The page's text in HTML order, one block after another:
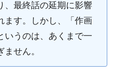
、最終話の延期に影響
ます。しかし、「作画
いうのは、あくまで一
せん。